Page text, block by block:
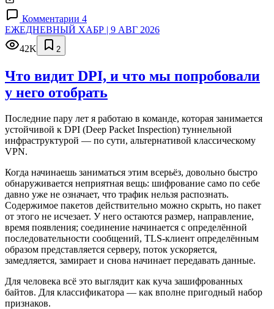
Комментарии 4
ЕЖЕДНЕВНЫЙ ХАБР | 9 АВГ 2026
42K
2
Что видит DPI, и что мы попробовали
у него отобрать
Последние пару лет я работаю в команде, которая занимается
устойчивой к DPI (Deep Packet Inspection) туннельной
инфраструктурой — по сути, альтернативой классическому
VPN.
Когда начинаешь заниматься этим всерьёз, довольно быстро
обнаруживается неприятная вещь: шифрование само по себе
давно уже не означает, что трафик нельзя распознать.
Содержимое пакетов действительно можно скрыть, но пакет
от этого не исчезает. У него остаются размер, направление,
время появления; соединение начинается с определённой
последовательности сообщений, TLS-клиент определённым
образом представляется серверу, поток ускоряется,
замедляется, замирает и снова начинает передавать данные.
Для человека всё это выглядит как куча зашифрованных
байтов. Для классификатора — как вполне пригодный набор
признаков.